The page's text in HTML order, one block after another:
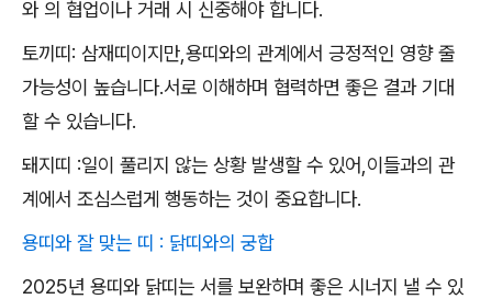
와 의 협업이나 거래 시 신중해야 합니다.
토끼띠: 삼재띠이지만,용띠와의 관계에서 긍정적인 영향 줄
가능성이 높습니다.서로 이해하며 협력하면 좋은 결과 기대
할 수 있습니다.
돼지띠 :일이 풀리지 않는 상황 발생할 수 있어,이들과의 관
계에서 조심스럽게 행동하는 것이 중요합니다.
용띠와 잘 맞는 띠 : 닭띠와의 궁합
2025년 용띠와 닭띠는 서를 보완하며 좋은 시너지 낼 수 있